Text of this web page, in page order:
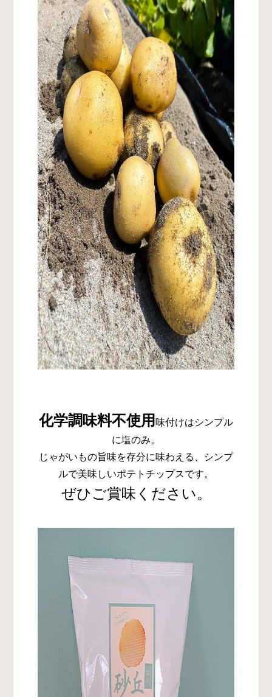
化学調味料不使用 味付けはシンプル
に塩のみ。
じゃがいもの旨味を存分に味わえる、シンプ
ルで美味しいポテトチップスです。
ぜひご賞味ください。